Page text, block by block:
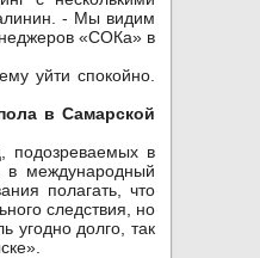
- Мы видим
«СОКа» в
уйти спокойно.
в Самарской
в
в международный
полагать, что
следствия, но
угодно долго, так